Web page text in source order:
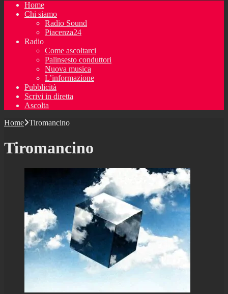
Home
Chi siamo
Radio Sound
Piacenza24
Radio
Come ascoltarci
Palinsesto conduttori
Nuova musica
L’informazione
Pubblicità
Scrivi in diretta
Ascolta
Home Tiromancino
Tiromancino